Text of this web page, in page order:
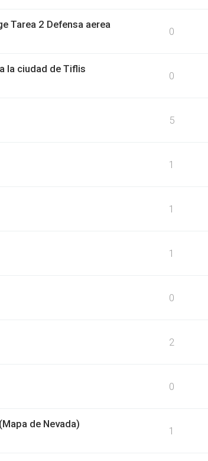
Tarea 2 Defensa aerea
0
la ciudad de Tiflis
0
5
1
1
1
0
2
0
de Nevada)
1